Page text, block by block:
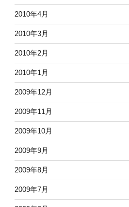
2010年4月
2010年3月
2010年2月
2010年1月
2009年12月
2009年11月
2009年10月
2009年9月
2009年8月
2009年7月